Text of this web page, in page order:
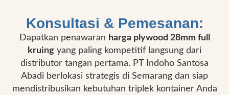
Konsultasi & Pemesanan:
Dapatkan penawaran harga plywood 28mm full
kruing yang paling kompetitif langsung dari
distributor tangan pertama. PT Indoho Santosa
Abadi berlokasi strategis di Semarang dan siap
mendistribusikan kebutuhan triplek kontainer Anda